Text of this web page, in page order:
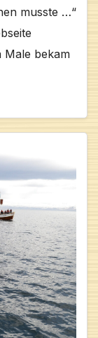
musste …“
Male bekam